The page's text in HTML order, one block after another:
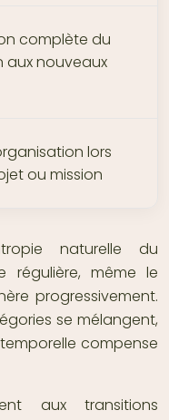
complète du
nouveaux
lors
ou mission
naturelle du
régulière, même le
progressivement.
se mélangent,
temporelle compense
aux transitions